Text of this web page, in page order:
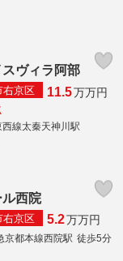
ヴィラ阿部
右京区 11.5万万円
線太秦天神川駅
西院
右京区 5.2万万円
京都本線西院駅 徒歩5分